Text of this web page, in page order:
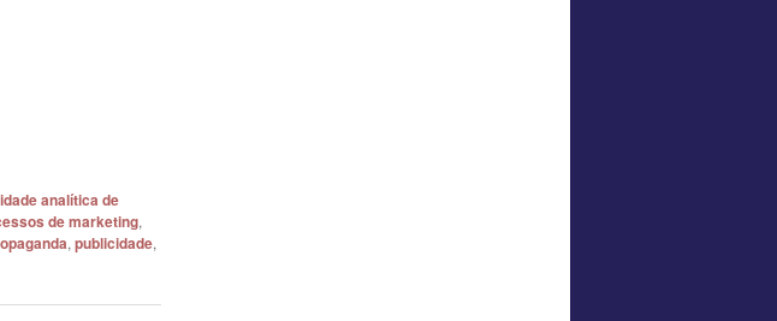
analítica de
de marketing,
, publicidade,